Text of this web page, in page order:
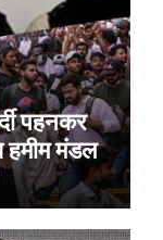
पहनकर
मंडल